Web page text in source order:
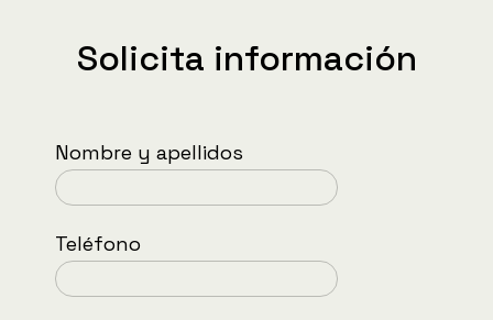
Solicita información
Nombre y apellidos
Teléfono